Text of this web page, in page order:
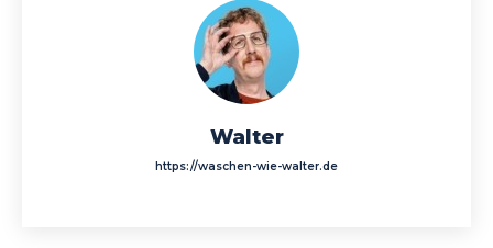
Walter
https://waschen-wie-walter.de